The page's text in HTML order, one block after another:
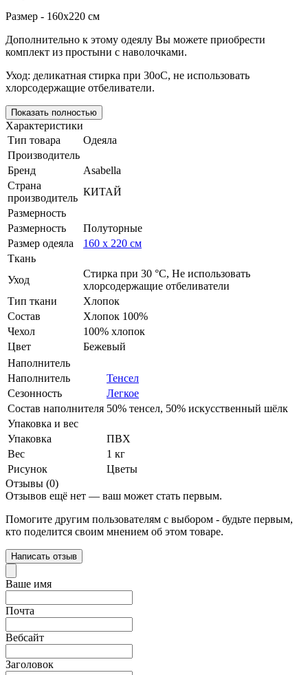
Размер - 160х220 см
Дополнительно к этому одеялу Вы можете приобрести
комплект из простыни с наволочками.
Уход: деликатная стирка при 30оС, не использовать
хлорсодержащие отбеливатели.
Показать полностью
Характеристики
Тип товара
Одеяла
Производитель
Бренд
Asabella
Страна
производитель
КИТАЙ
Размерность
Размерность
Полуторные
Размер одеяла
160 x 220 см
Ткань
Уход
Стирка при 30 °С, Не использовать
хлорсодержащие отбеливатели
Тип ткани
Хлопок
Состав
Хлопок 100%
Чехол
100% хлопок
Цвет
Бежевый
Наполнитель
Наполнитель
Тенсел
Сезонность
Легкое
Состав наполнителя 50% тенсел, 50% искусственный шёлк
Упаковка и вес
Упаковка
ПВХ
Вес
1 кг
Рисунок
Цветы
Отзывы (0)
Отзывов ещё нет — ваш может стать первым.
Помогите другим пользователям с выбором - будьте первым,
кто поделится своим мнением об этом товаре.
Написать отзыв
Ваше имя
Почта
Вебсайт
Заголовок